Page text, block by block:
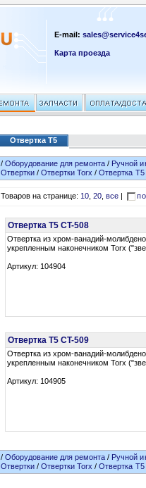
E-mail:
Карта проезда
Отвертка T5
/Оборудование для ремонта / Ручной
Отвертки /Отвертки Torx /Отвертка T5
Товаров на странице:10,20,все
Отвертка T5 CT-508
Отвертка из хром-ванадий-
укрепленным наконечником Torx
Артикул: 104904
Отвертка T5 CT-509
Отвертка из хром-ванадий-
укрепленным наконечником Torx
Артикул: 104905
/Оборудование для ремонта / Ручной
Отвертки /Отвертки Torx /Отвертка T5